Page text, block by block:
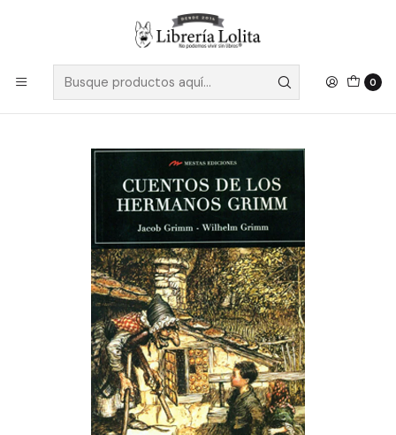
0
Despacho a todo Chile
Los Mejores Cuentos De Los Hermanos Grimm - Jacob Y